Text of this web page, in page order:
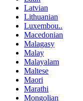
Latvian
Lithuanian
Luxembou..
Macedonian
Malagasy
Malay
Malayalam
Maltese
Maori
Marathi
Mongolian